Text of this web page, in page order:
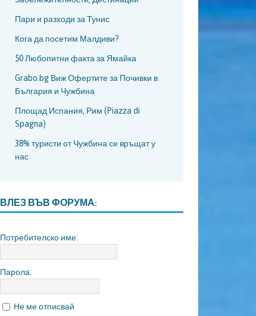
Пари и разходи за Тунис
Кога да посетим Малдиви?
50 Любопитни факта за Ямайка
Grabo.bg Виж Офертите за Почивки в
България и Чужбина
Площад Испания, Рим (Piazza di
Spagna)
38% туристи от Чужбина се връщат у
нас
ВЛЕЗ ВЪВ ФОРУМА:
Потребителско име:
Парола:
Не ме отписвай